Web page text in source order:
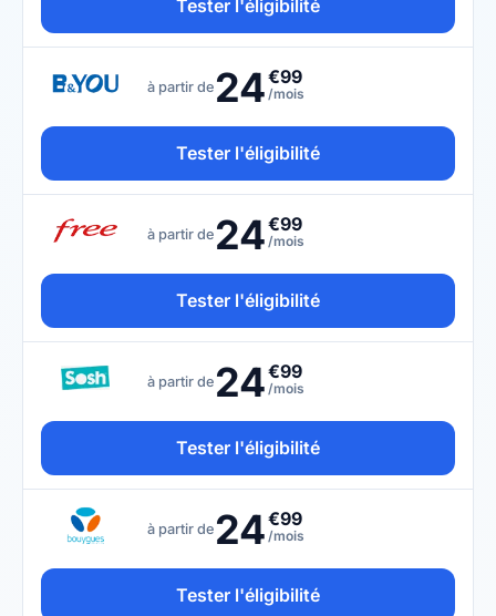
Tester l'éligibilité
à partir de 24€99
/mois
Tester l'éligibilité
à partir de 24€99
/mois
Tester l'éligibilité
à partir de 24€99
/mois
Tester l'éligibilité
à partir de 24€99
/mois
Tester l'éligibilité